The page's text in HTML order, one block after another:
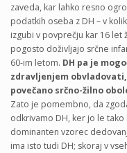
zaveda, kar lahko resno
podatkih oseba z DH – v
izgubi v povprečju kar 16 let
pogosto doživljajo srčne
60-im letom. DH pa je
zdravljenjem
povečano srčno-žilno
Zato je pomembno, da
odkrivamo DH, ker jo le
dominanten vzorec
ima isto tudi DH; skoraj v